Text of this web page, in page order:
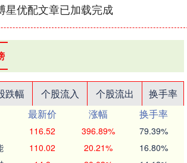
星优配文章已加载完成
跌幅 个股流入 个股流出
换手率
最新价 涨幅
换手率
116.52 396.89% 79.39%
110.02 20.21% 16.80%